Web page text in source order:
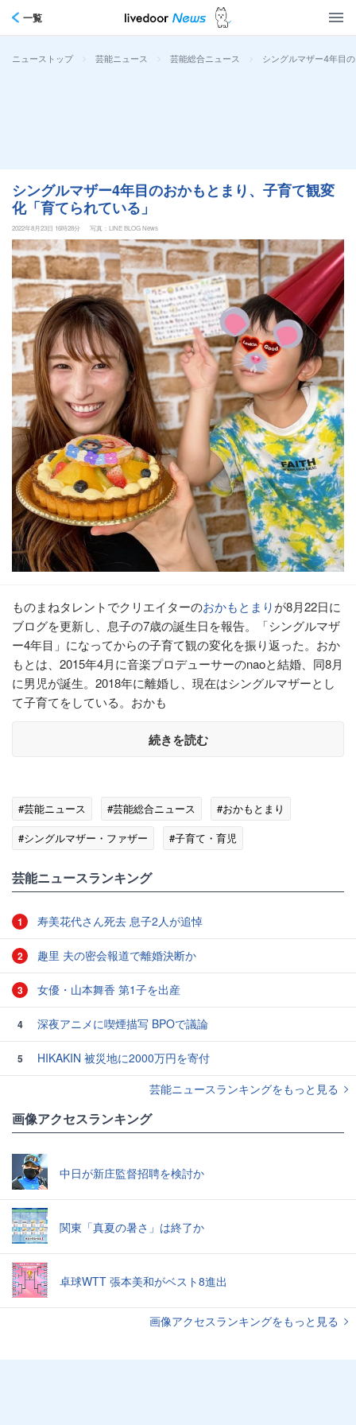
一覧
ニューストップ > 芸能ニュース > 芸能総合ニュース > シングルマザー4年目
シングルマザー4年目のおかもとまり、子育て観変
化「育てられている」
2022年8月23日 16時28分 写真：LINE BLOG News
ものまねタレントでクリエイターのおかもとまりが8月22日に
ブログを更新し、息子の7歳の誕生日を報告。「シングルマザ
ー4年目」になってからの子育て観の変化を振り返った。おか
もとは、2015年4月に音楽プロデューサーのnaoと結婚、同8月
に男児が誕生。2018年に離婚し、現在はシングルマザーとし
て子育てをしている。おかも
続きを読む
#芸能ニュース #芸能総合ニュース
#おかもとまり
#シングルマザー・ファザー
#子育て・育児
芸能ニュースランキング
1 寿美花代さん死去 息子2人が追悼
2 趣里 夫の密会報道で離婚決断か
3 女優・山本舞香 第1子を出産
4 深夜アニメに喫煙描写 BPOで議論
5
HIKAKIN 被災地に2000万円を寄付
芸能ニュースランキングをもっと見る
画像アクセスランキング
中日が新庄監督招聘を検討か
関東「真夏の暑さ」は終了か
卓球WTT 張本美和がベスト8進出
画像アクセスランキングをもっと見る